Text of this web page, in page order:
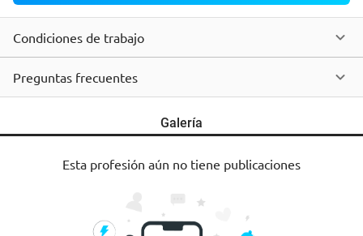
Condiciones de trabajo
Preguntas frecuentes
Galería
Esta profesión aún no tiene publicaciones